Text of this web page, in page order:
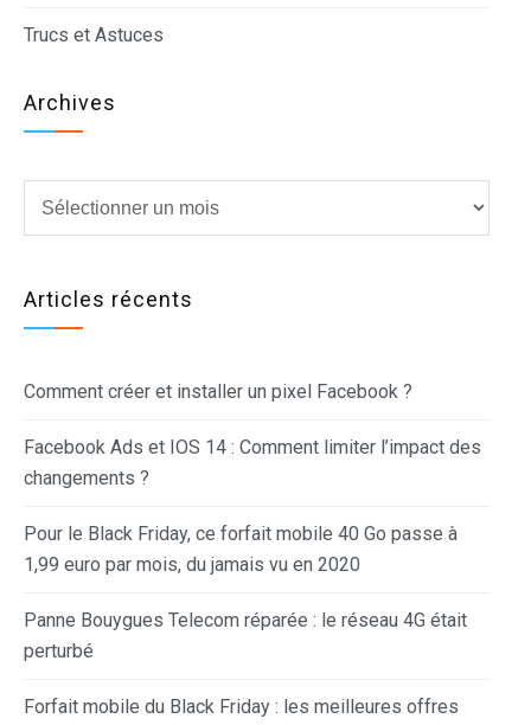
Trucs et Astuces
Archives
Articles récents
Comment créer et installer un pixel Facebook ?
Facebook Ads et IOS 14 : Comment limiter l’impact des
changements ?
Pour le Black Friday, ce forfait mobile 40 Go passe à
1,99 euro par mois, du jamais vu en 2020
Panne Bouygues Telecom réparée : le réseau 4G était
perturbé
Forfait mobile du Black Friday : les meilleures offres